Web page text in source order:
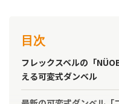
目次
フレックスベルの「
える可変式ダンベル